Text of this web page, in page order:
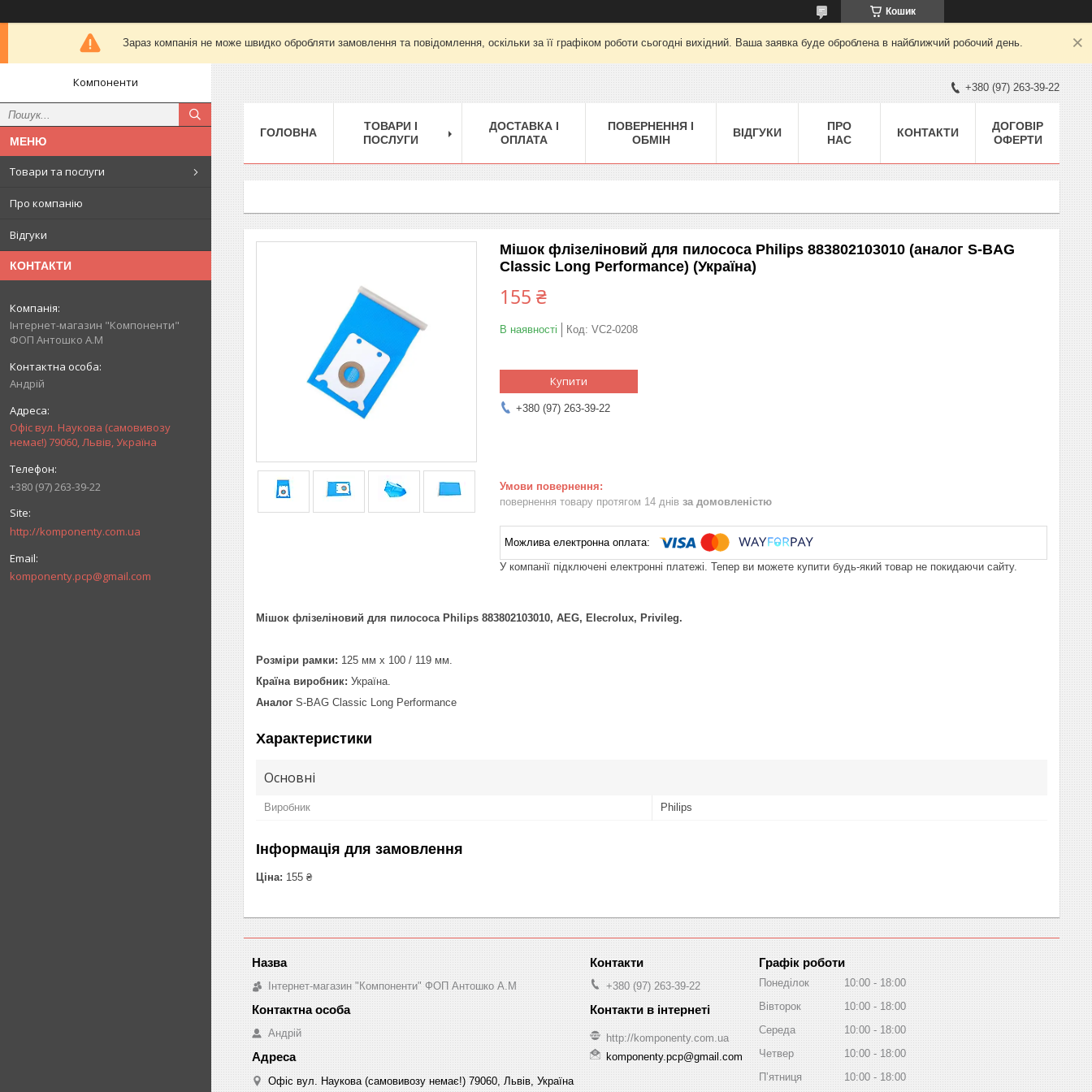
Кошик
Зараз компанія не може швидко обробляти замовлення та повідомлення, оскільки за її графіком роботи сьогодні вихідний. Ваша заявка буде оброблена в найближчий робочий день.
Компоненти
Товари та послуги
Про компанію
Відгуки
КОНТАКТИ
Інтернет-магазин "Компоненти"
ФОП Антошко А.М
Андрій
Офіс вул. Наукова (самовивозу
немає!) 79060, Львів, Україна
+380 (97) 263-39-22
http://komponenty.com.ua
komponenty.pcp@gmail.com
+380 (97) 263-39-22
ГОЛОВНА
ТОВАРИ І
ПОСЛУГИ
ДОСТАВКА І
ОПЛАТА
ПОВЕРНЕННЯ І
ОБМІН
ВІДГУКИ
ПРО
НАС
КОНТАКТИ
ДОГОВІР
ОФЕРТИ
Мішок флізеліновий для пилососа Philips 883802103010 (аналог S-BAG
Classic Long Performance) (Україна)
155 ₴
В наявності Код: VC2-0208
Купити
+380 (97) 263-39-22
повернення товару протягом 14 днів за домовленістю
У компанії підключені електронні платежі. Тепер ви можете купити будь-який товар не покидаючи сайту.
Мішок флізеліновий для пилососа Philips 883802103010, AEG, Elecrolux, Privileg.
Розміри рамки: 125 мм x 100 / 119 мм.
Країна виробник: Україна.
Аналог S-BAG Classic Long Performance
Характеристики
Основні
Виробник Philips
Інформація для замовлення
Ціна: 155 ₴
Інтернет-магазин "Компоненти" ФОП Антошко А.М
Андрій
Офіс вул. Наукова (самовивозу немає!) 79060, Львів, Україна
+380 (97) 263-39-22
http://komponenty.com.ua
komponenty.pcp@gmail.com
Графік роботи
Понеділок 10:00
18:00
Вівторок
10:00
18:00
Середа
10:00
18:00
Четвер
10:00
18:00
Пʼятниця
10:00 18:00